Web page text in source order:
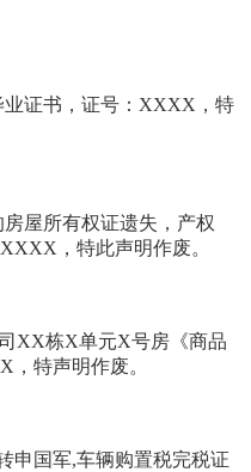
证书，证号：XXXX，特
屋所有权证遗失，产权
，特此声明作废。
XX栋X单元X号房《商品
特声明作废。
申国军,车辆购置税完税证